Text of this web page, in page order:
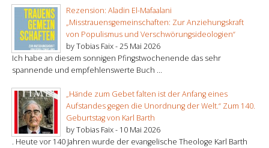
Rezension: Aladin El-Mafaalani
„Misstrauensgemeinschaften: Zur Anziehungskraft
von Populismus und Verschwörungsideologien“
by Tobias Faix -25 Mai 2026
Ich habe an diesem sonnigen Pfingstwochenende das sehr
spannende und empfehlenswerte Buch ...
„Hände zum Gebet falten ist der Anfang eines
Aufstandes gegen die Unordnung der Welt.“ Zum 140.
Geburtstag von Karl Barth
by Tobias Faix - 10 Mai 2026
. Heute vor 140 Jahren wurde der evangelische Theologe Karl Barth